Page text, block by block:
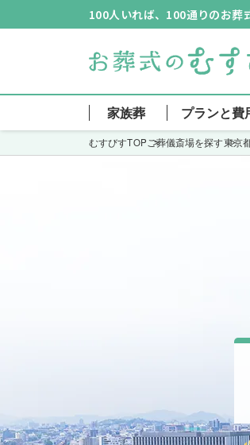
100人いれば、100通りのお葬
家族葬 プランと費
むすびすTOPご葬儀斎場を探す東京